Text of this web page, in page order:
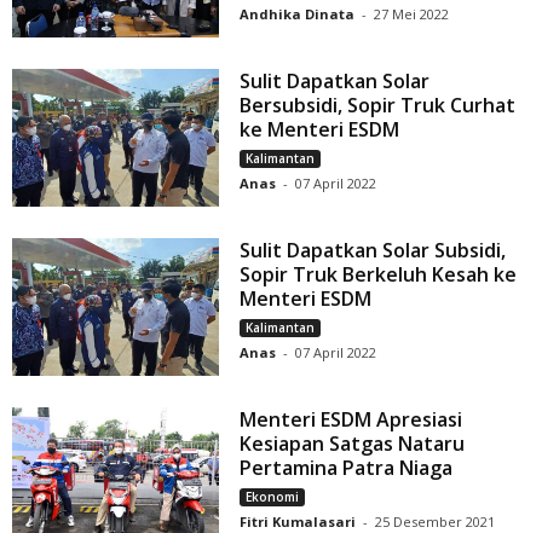
Andhika Dinata - 27 Mei 2022
Sulit Dapatkan Solar
Bersubsidi, Sopir Truk Curhat
ke Menteri ESDM
Kalimantan
Anas - 07 April 2022
Sulit Dapatkan Solar Subsidi,
Sopir Truk Berkeluh Kesah ke
Menteri ESDM
Kalimantan
Anas - 07 April 2022
Menteri ESDM Apresiasi
Kesiapan Satgas Nataru
Pertamina Patra Niaga
Ekonomi
Fitri Kumalasari - 25 Desember 2021